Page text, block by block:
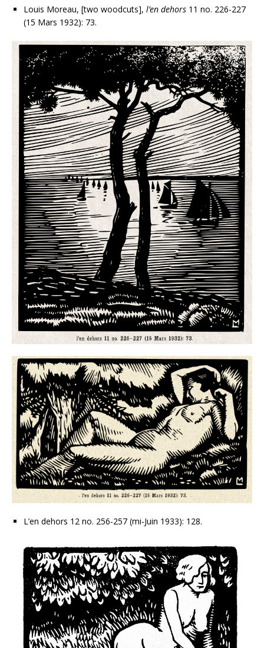
Louis Moreau, [two woodcuts], l’en dehors 11 no. 226-227
(15 Mars 1932): 73.
L’en dehors 12 no. 256-257 (mi-Juin 1933): 128.